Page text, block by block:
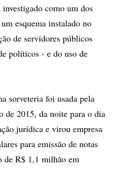
como um dos
esquema instalado no
de servidores públicos
políticos - e do uso de
sorveteria foi usada pela
de 2015, da noite para o dia
jurídica e virou empresa
para emissão de notas
de R$ 1,1 milhão em